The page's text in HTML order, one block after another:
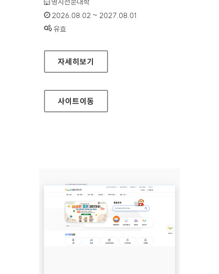
인증기간 :
2026.08.02 ~ 2027.08.01
상태 :
유효
명지전문대학
자세히보기
사이트이동